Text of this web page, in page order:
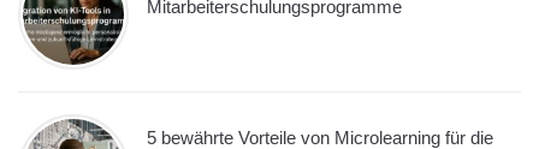
Mitarbeiterschulungsprogramme
5 bewährte Vorteile von Microlearning für die